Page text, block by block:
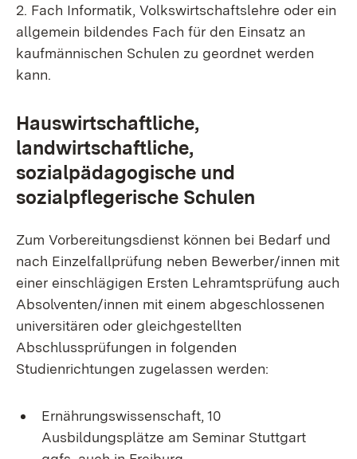
2. Fach Informatik, Volkswirtschaftslehre oder ein
allgemein bildendes Fach für den Einsatz an
kaufmännischen Schulen zu geordnet werden
kann.
Hauswirtschaftliche,
landwirtschaftliche,
sozialpädagogische und
sozialpflegerische Schulen
Zum Vorbereitungsdienst können bei Bedarf und
nach Einzelfallprüfung neben Bewerber/innen mit
einer einschlägigen Ersten Lehramtsprüfung auch
Absolventen/innen mit einem abgeschlossenen
universitären oder gleichgestellten
Abschlussprüfungen in folgenden
Studienrichtungen zugelassen werden:
Ernährungswissenschaft, 10
Ausbildungsplätze am Seminar Stuttgart